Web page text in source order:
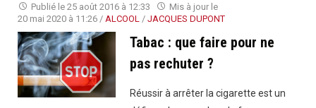
bouche"
Publié le 25 août 2016 à 12:33
Mis à jour le
20 mai 2020 à 11:26 / ALCOOL / JACQUES DUPONT
Tabac : que faire pour ne
pas rechuter ?
Réussir à arrêter la cigarette est un